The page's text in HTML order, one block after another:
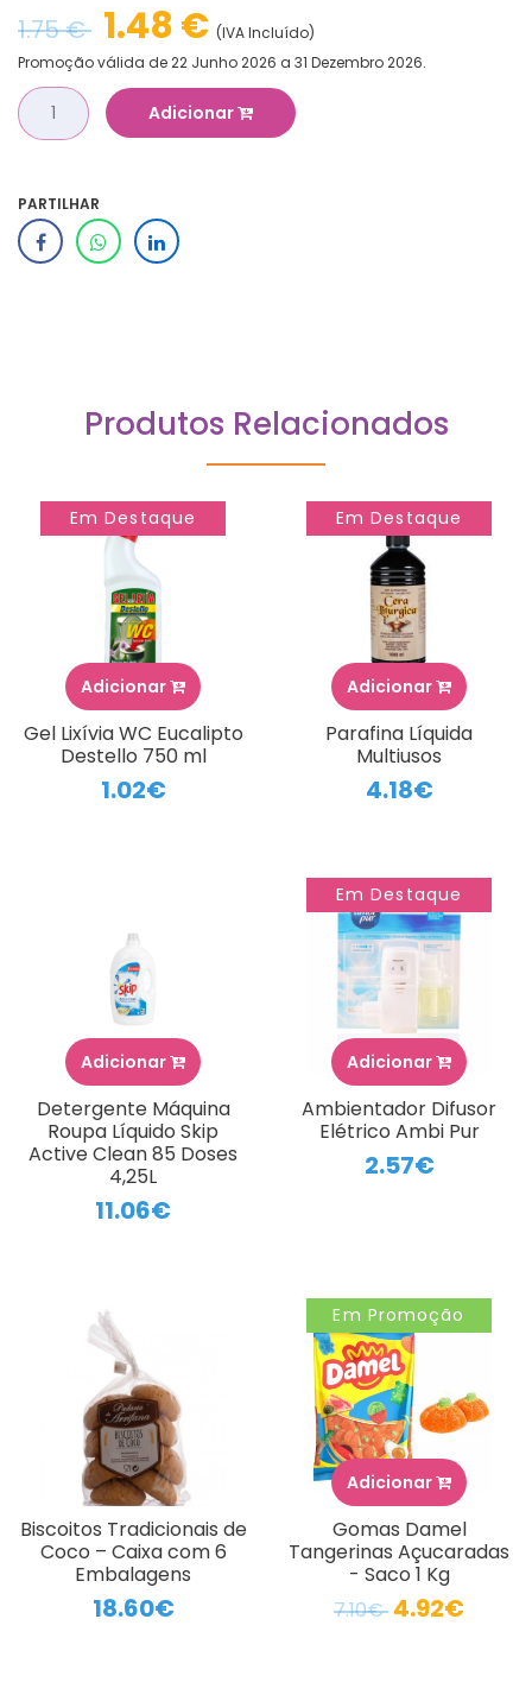
1.75 € 1.48 € (IVA Incluído)
Promoção válida de 22 Junho 2026 a 31 Dezembro 2026.
Adicionar
PARTILHAR
Produtos Relacionados
Em Destaque
Adicionar
Gel Lixívia WC Eucalipto
Destello 750 ml
1.02€
Em Destaque
Adicionar
Parafina Líquida
Multiusos
4.18€
Adicionar
Detergente Máquina
Roupa Líquido Skip
Active Clean 85 Doses
4,25L
11.06€
Em Destaque
Adicionar
Ambientador Difusor
Elétrico Ambi Pur
2.57€
Biscoitos Tradicionais de
Coco – Caixa com 6
Embalagens
18.60€
Em Promoção
Adicionar
Gomas Damel
Tangerinas Açucaradas
- Saco 1 Kg
7.10€ 4.92€